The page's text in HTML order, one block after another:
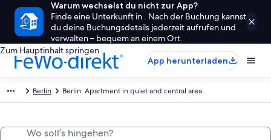
Warum wechselst du nicht zur App?
Finde eine Unterkunft in . Nach der Buchung kannst
du deine Buchungsdetails jederzeit aufrufen und
verwalten – bequem an einem Ort.
Zum Hauptinhalt springen
App herunterladen
Berlin Berlin: Apartment in quiet and central area.
Wo soll’s hingehen?